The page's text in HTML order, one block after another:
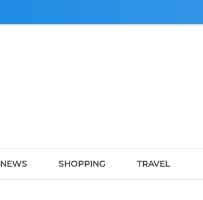
NEWS SHOPPING TRAVEL